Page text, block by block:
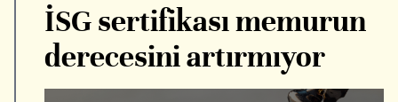
İSG sertifikası memurun
derecesini artırmıyor